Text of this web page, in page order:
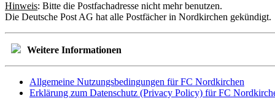
Hinweis: Bitte die Postfachadresse nicht mehr benutzen.
Die Deutsche Post AG hat alle Postfächer in Nordkirchen gekündigt.
Weitere Informationen
Allgemeine Nutzungsbedingungen für FC Nordkirchen
Erklärung zum Datenschutz (Privacy Policy) für FC